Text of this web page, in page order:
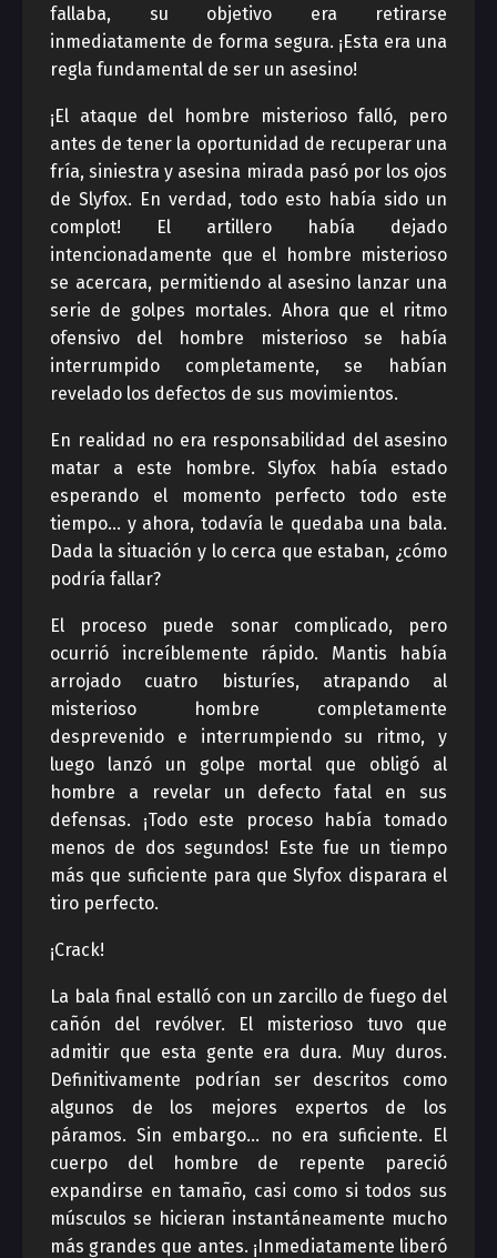
fallaba, su objetivo era retirarse
inmediatamente de forma segura. ¡Esta era una
regla fundamental de ser un asesino!
¡El ataque del hombre misterioso falló, pero
antes de tener la oportunidad de recuperar una
fría, siniestra y asesina mirada pasó por los ojos
de Slyfox. En verdad, todo esto había sido un
complot! El artillero había dejado
intencionadamente que el hombre misterioso
se acercara, permitiendo al asesino lanzar una
serie de golpes mortales. Ahora que el ritmo
ofensivo del hombre misterioso se había
interrumpido completamente, se habían
revelado los defectos de sus movimientos.
En realidad no era responsabilidad del asesino
matar a este hombre. Slyfox había estado
esperando el momento perfecto todo este
tiempo… y ahora, todavía le quedaba una bala.
Dada la situación y lo cerca que estaban, ¿cómo
podría fallar?
El proceso puede sonar complicado, pero
ocurrió increíblemente rápido. Mantis había
arrojado cuatro bisturíes, atrapando al
misterioso hombre completamente
desprevenido e interrumpiendo su ritmo, y
luego lanzó un golpe mortal que obligó al
hombre a revelar un defecto fatal en sus
defensas. ¡Todo este proceso había tomado
menos de dos segundos! Este fue un tiempo
más que suficiente para que Slyfox disparara el
tiro perfecto.
¡Crack!
La bala final estalló con un zarcillo de fuego del
cañón del revólver. El misterioso tuvo que
admitir que esta gente era dura. Muy duros.
Definitivamente podrían ser descritos como
algunos de los mejores expertos de los
páramos. Sin embargo… no era suficiente. El
cuerpo del hombre de repente pareció
expandirse en tamaño, casi como si todos sus
músculos se hicieran instantáneamente mucho
más grandes que antes. ¡Inmediatamente liberó